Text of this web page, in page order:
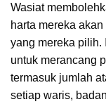
Wasiat
harta mereka
yang mereka pilih.
untuk merancang
termasuk jumlah
setiap waris,